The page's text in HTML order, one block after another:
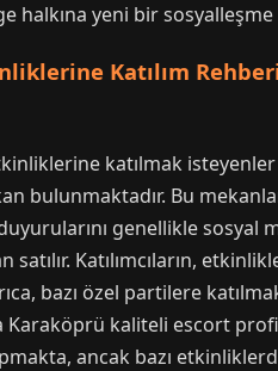
halkına yeni bir
Katılım
katılmak
bulunmaktadır. Bu
genellikle sosyal
Katılımcıların,
bazı özel partilere
Karaköprü kaliteli escort
ancak bazı